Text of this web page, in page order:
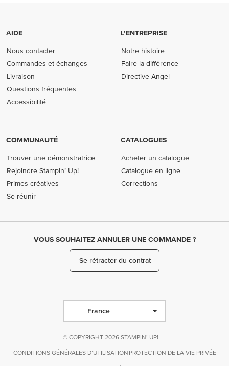
AIDE
Nous contacter
Commandes et échanges
Livraison
Questions fréquentes
Accessibilité
L’ENTREPRISE
Notre histoire
Faire la différence
Directive Angel
COMMUNAUTÉ
Trouver une démonstratrice
Rejoindre Stampin’ Up!
Primes créatives
Se réunir
CATALOGUES
Acheter un catalogue
Catalogue en ligne
Corrections
VOUS SOUHAITEZ ANNULER UNE COMMANDE ?
Se rétracter du contrat
France
© COPYRIGHT 2026 STAMPIN’ UP!
CONDITIONS GÉNÉRALES D’UTILISATION PROTECTION DE LA VIE PRIVÉE